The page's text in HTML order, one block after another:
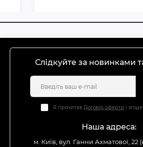
Слідкуйте за новинками
Я прочитав Договір оферти і
Наша адреса:
м. Київ, вул. Ганни Ахматової, 22